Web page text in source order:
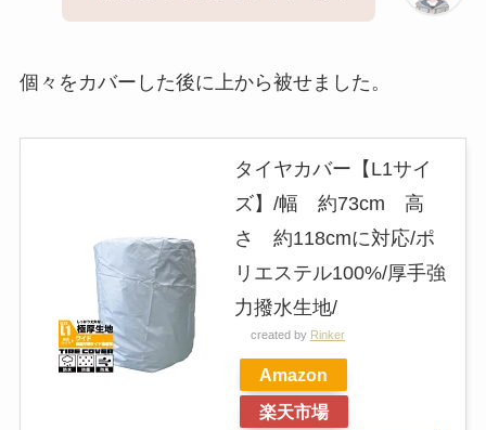
個々をカバーした後に上から被せました。
タイヤカバー【L1サイ
ズ】/幅 約73cm 高
さ 約118cmに対応/ポ
リエステル100%/厚手強
力撥水生地/
created by Rinker
Amazon
楽天市場